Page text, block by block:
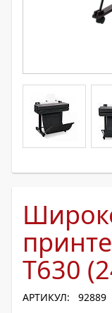
T630
АРТИКУЛ: 92889